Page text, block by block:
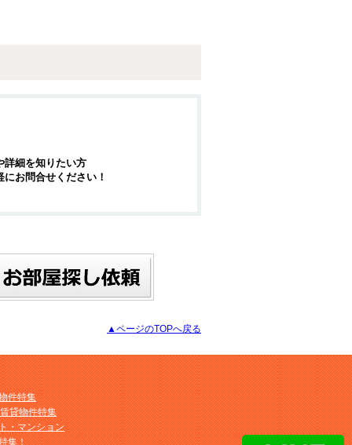
詳細を知りたい方
お問合せください！
▲ページのTOPへ戻る
件特集
貸物件特集
・マンション
集！